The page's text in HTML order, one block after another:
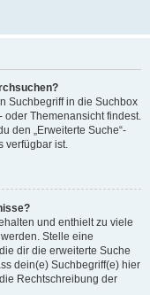
Suchbegriff in die Suchbox
oder Themenansicht findest.
den „Erweiterte Suche“-
verfügbar ist.
und enthielt zu viele
Stelle eine
dir die erweiterte Suche
dein(e) Suchbegriff(e) hier
Rechtschreibung der